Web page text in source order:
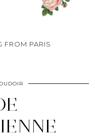
FROM PARIS